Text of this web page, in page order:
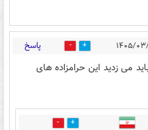
0 پاسخ
می زدید این حرامزاده های
0